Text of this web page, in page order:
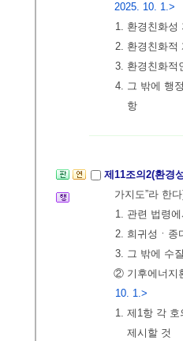
2025. 10. 1.>
1. 환경친화성
2. 환경친화적
3. 환경친화적
4. 그 밖에 행
항
제11조의2(환경
가지도”라 한
1. 관련 법령
2. 희귀성ㆍ종
3. 그 밖에 수
② 기후에너지
10. 1.>
1. 제1항 각
제시할 것